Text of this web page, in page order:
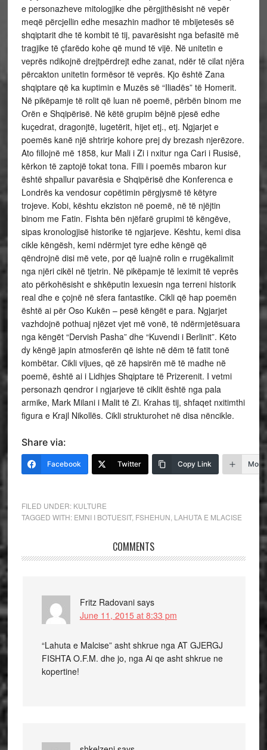
e personazheve mitologjike dhe përgjithësisht në vepër
meqë përcjellin edhe mesazhin madhor të mbijetesës së
shqiptarit dhe të kombit të tij, pavarësisht nga befasitë më
tragjike të çfarëdo kohe që mund të vijë. Në unitetin e
veprës ndikojnë drejtpërdrejt edhe zanat, ndër të cilat njëra
përcakton unitetin formësor të veprës. Kjo është Zana
shqiptare që ka kuptimin e Muzës së “Iliadës” të Homerit.
Në pikëpamje të rolit që luan në poemë, përbën binom me
Orën e Shqipërisë. Në këtë grupim bëjnë pjesë edhe
kuçedrat, dragonjtë, lugetërit, hijet etj., etj. Ngjarjet e
poemës kanë një shtrirje kohore prej dy brezash njerëzore.
Ato fillojnë më 1858, kur Mali i Zi i nxitur nga Cari i Rusisë,
kërkon të zaptojë tokat tona. Filli i poemës mbaron kur
është shpallur pavarësia e Shqipërisë dhe Konferenca e
Londrës ka vendosur copëtimin përgjysmë të këtyre
trojeve. Kobi, kështu ekziston në poemë, në të njëjtin
binom me Fatin. Fishta bën njëfarë grupimi të këngëve,
sipas kronologjisë historike të ngjarjeve. Kështu, kemi disa
cikle këngësh, kemi ndërmjet tyre edhe këngë që
qëndrojnë disi më vete, por që luajnë rolin e rrugëkalimit
nga njëri cikël në tjetrin. Në pikëpamje të leximit të veprës
ato përkohësisht e shkëputin lexuesin nga terreni historik
real dhe e çojnë në sfera fantastike. Cikli që hap poemën
është ai për Oso Kukën – pesë këngët e para. Ngjarjet
vazhdojnë pothuaj njëzet vjet më vonë, të ndërmjetësuara
nga këngët “Dervish Pasha” dhe “Kuvendi i Berlinit”. Këto
dy këngë japin atmosferën që ishte në dëm të fatit tonë
kombëtar. Cikli vijues, që zë hapsirën më të madhe në
poemë, është ai i Lidhjes Shqiptare të Prizerenit. I vetmi
personazh qendror i ngjarjeve të ciklit është nga pala
armike, Mark Milani i Malit të Zi. Krahas tij, shfaqet nxitimthi
figura e Krajl Nikollës. Cikli strukturohet në disa nëncikle.
Share via:
Facebook Twitter Copy Link More
FILED UNDER: KULTURE
TAGGED WITH: EMNI I BOTUESIT, FSHEHUN LAHUTA E MLACISE
COMMENTS
Fritz Radovani says
June 11, 2015 at 8:33 pm
“Lahuta e Malcise” asht shkrue nga AT GJERGJ
FISHTA O.F.M. dhe jo, nga Ai qe asht shkrue ne
kopertine!